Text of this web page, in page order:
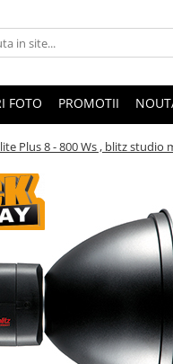
FOTO PROMOTII
Plus 8 - 800 Ws , blitz studio